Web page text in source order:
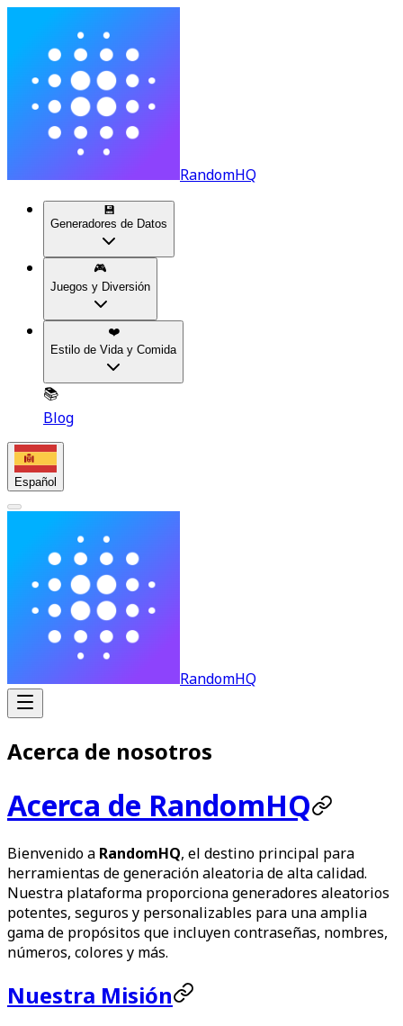
RandomHQ
💾
Generadores de Datos
🎮
Juegos y Diversión
❤️
Estilo de Vida y Comida
📚
Blog
Español
RandomHQ
Acerca de nosotros
Acerca de RandomHQ
Bienvenido a RandomHQ, el destino principal para
herramientas de generación aleatoria de alta calidad.
Nuestra plataforma proporciona generadores aleatorios
potentes, seguros y personalizables para una amplia
gama de propósitos que incluyen contraseñas, nombres,
números, colores y más.
Nuestra Misión